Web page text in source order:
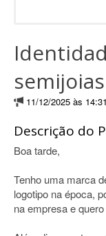
semijoias
11/12/2025 às 14:31
Descrição do
Boa tarde,
Tenho uma marca
logotipo na época,
na empresa e